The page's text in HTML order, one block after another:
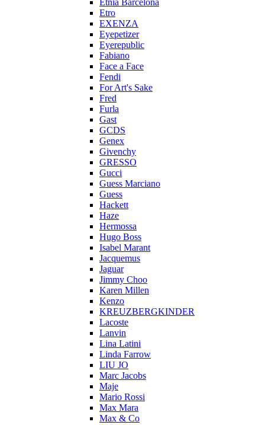
Etnia Barcelona
Etro
EXENZA
Eyepetizer
Eyerepublic
Fabiano
Face a Face
Fendi
For Art's Sake
Fred
Furla
Gast
GCDS
Genex
Givenchy
GRESSO
Gucci
Guess Marciano
Guess
Hackett
Haze
Hermossa
Hugo Boss
Isabel Marant
Jacquemus
Jaguar
Jimmy Choo
Karen Millen
Kenzo
KREUZBERGKINDER
Lacoste
Lanvin
Lina Latini
Linda Farrow
LIU JO
Marc Jacobs
Maje
Mario Rossi
Max Mara
Max & Co